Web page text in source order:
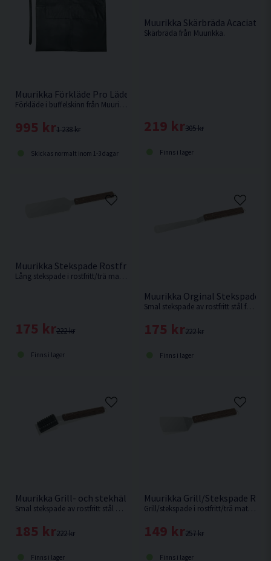
Muurikka Förkläde Pro Läder 93x64cm
Förkläde i buffelskinn från Muurikka.
1 238 kr
995 kr
Skickas normalt inom 1-3 dagar
Muurikka Skärbräda Acaciaträ
Skärbräda från Muurikka.
305 kr
219 kr
Finns i lager
Muurikka Stekspade Rostfritt/Trä 44cm
Lång stekspade i rostfritt/trä material på 44cm från Muurikka.
222 kr
175 kr
Finns i lager
Muurikka Orginal Stekspade
Smal stekspade av rostfritt stål från Muurikka.
222 kr
175 kr
Finns i lager
Muurikka Grill- och stekhällsborste Rostfritt/ask 32cm
Smal stekspade av rostfritt stål med ett D-format ergonomiskt handtag av FSC-cerifierat rökt ask.
222 kr
185 kr
Finns i lager
Muurikka Grill/Stekspade
Grill/stekspade i rostfritt/trä material på 34cm från Muurikka.
257 kr
149 kr
Finns i lager